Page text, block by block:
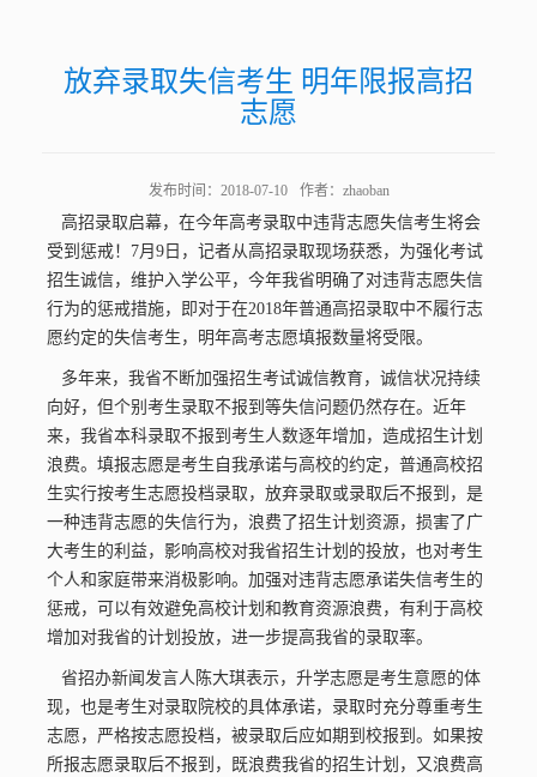
通知公告 招生资讯
放弃录取失信考生 明年限报高招
志愿
发布时间：2018-07-10 作者：zhaoban
高招录取启幕，在今年高考录取中违背志愿失信考生将会
受到惩戒！7月9日，记者从高招录取现场获悉，为强化考试
招生诚信，维护入学公平，今年我省明确了对违背志愿失信
行为的惩戒措施，即对于在2018年普通高招录取中不履行志
愿约定的失信考生，明年高考志愿填报数量将受限。
多年来，我省不断加强招生考试诚信教育，诚信状况持续
向好，但个别考生录取不报到等失信问题仍然存在。近年
来，我省本科录取不报到考生人数逐年增加，造成招生计划
浪费。填报志愿是考生自我承诺与高校的约定，普通高校招
生实行按考生志愿投档录取，放弃录取或录取后不报到，是
一种违背志愿的失信行为，浪费了招生计划资源，损害了广
大考生的利益，影响高校对我省招生计划的投放，也对考生
个人和家庭带来消极影响。加强对违背志愿承诺失信考生的
惩戒，可以有效避免高校计划和教育资源浪费，有利于高校
增加对我省的计划投放，进一步提高我省的录取率。
省招办新闻发言人陈大琪表示，升学志愿是考生意愿的体
现，也是考生对录取院校的具体承诺，录取时充分尊重考生
志愿，严格按志愿投档，被录取后应如期到校报到。如果按
所报志愿录取后不报到，既浪费我省的招生计划，又浪费高